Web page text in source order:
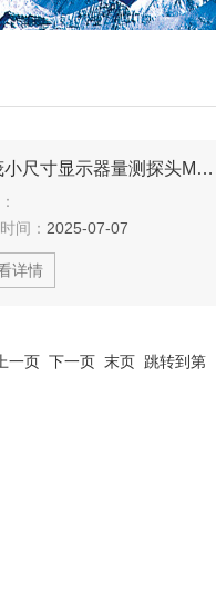
致茂小尺寸显示器量测探头MODEL 71242
间： 2025-07-07
详情
一页 下一页 末页 跳转到第